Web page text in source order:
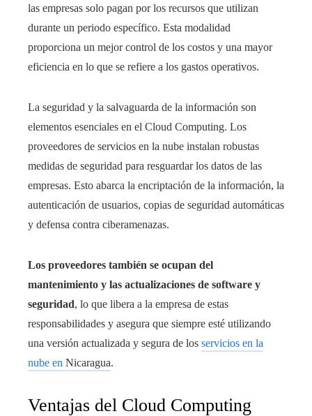
las empresas solo pagan por los recursos que utilizan
durante un periodo específico. Esta modalidad
proporciona un mejor control de los costos y una mayor
eficiencia en lo que se refiere a los gastos operativos.
La seguridad y la salvaguarda de la información son
elementos esenciales en el Cloud Computing. Los
proveedores de servicios en la nube instalan robustas
medidas de seguridad para resguardar los datos de las
empresas. Esto abarca la encriptación de la información, la
autenticación de usuarios, copias de seguridad automáticas
y defensa contra ciberamenazas.
Los proveedores también se ocupan del
mantenimiento y las actualizaciones de software y
seguridad, lo que libera a la empresa de estas
responsabilidades y asegura que siempre esté utilizando
una versión actualizada y segura de los servicios en la
nube en Nicaragua.
Ventajas del Cloud Computing